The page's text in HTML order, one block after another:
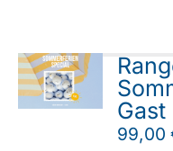
Gast
99,00